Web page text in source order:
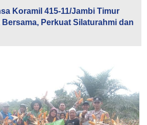
Koramil 415-11/Jambi Timur
Perkuat Silaturahmi dan